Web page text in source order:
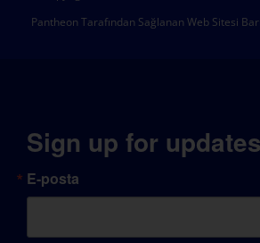
Pantheon Tarafından Sağlanan Web Sitesi
Sign up for
E-posta